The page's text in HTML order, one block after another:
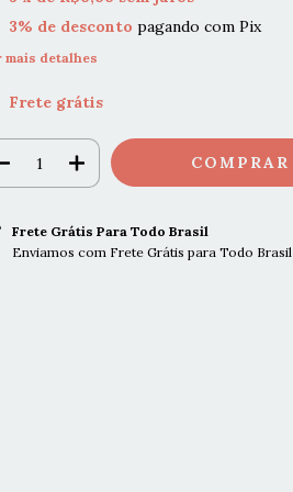
3% de desconto pagando com Pix
mais detalhes
Frete grátis
Frete Grátis Para Todo Brasil
Enviamos com Frete Grátis para Todo Brasil